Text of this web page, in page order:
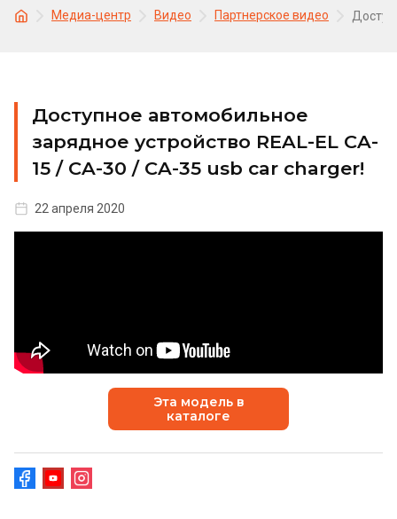
Медиа-центр Видео Партнерское видео
Доступное автомобильное
зарядное устройство REAL-EL CA-
15 / CA-30 / CA-35 usb car charger!
22 апреля 2020
Эта модель в
каталоге